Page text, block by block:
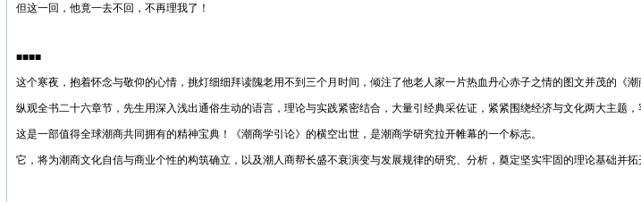
但这一回，他竟一去不回，不再理我了！
■■■■
这个寒夜，抱着怀念与敬仰的心情，挑灯细细拜读隗老用不到三个月时间，倾注了他老人家一片热血丹心赤子之情的图文并茂的《潮
纵观全书二十六章节，先生用深入浅出通俗生动的语言，理论与实践紧密结合，大量引经典采佐证，紧紧围绕经济与文化两大主题
这是一部值得全球潮商共同拥有的精神宝典！《潮商学引论》的横空出世，是潮商学研究拉开帷幕的一个标志。
它，将为潮商文化自信与商业个性的构筑确立，以及潮人商帮长盛不衰演变与发展规律的研究、分析，奠定坚实牢固的理论基础并拓